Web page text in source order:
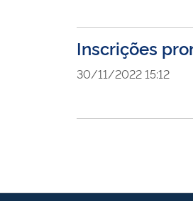
Inscrições
30/11/2022 15:12